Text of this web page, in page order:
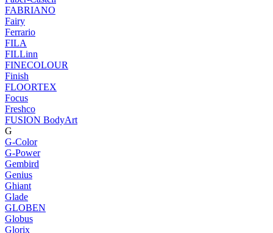
FABRIANO
Fairy
Ferrario
FILA
FILLinn
FINECOLOUR
Finish
FLOORTEX
Focus
Freshco
FUSION BodyArt
G
G-Color
G-Power
Gembird
Genius
Ghiant
Glade
GLOBEN
Globus
Glorix